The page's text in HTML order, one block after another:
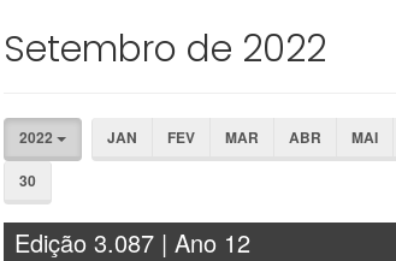
Setembro de 2022
2022 JAN FEV MAR ABR MAI
30
Edição 3.087 | Ano 12